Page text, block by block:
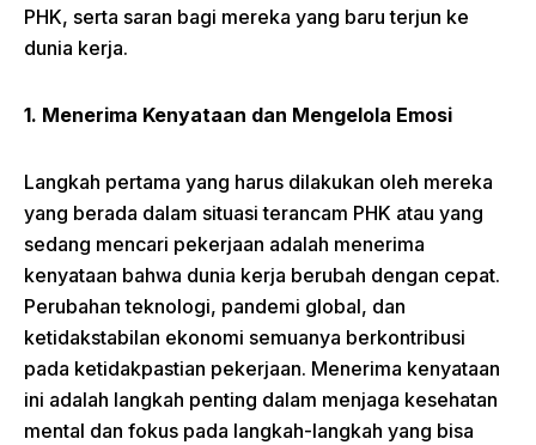
PHK, serta saran bagi mereka yang baru terjun ke
dunia kerja.
1. Menerima Kenyataan dan Mengelola Emosi
Langkah pertama yang harus dilakukan oleh mereka
yang berada dalam situasi terancam PHK atau yang
sedang mencari pekerjaan adalah menerima
kenyataan bahwa dunia kerja berubah dengan cepat.
Perubahan teknologi, pandemi global, dan
ketidakstabilan ekonomi semuanya berkontribusi
pada ketidakpastian pekerjaan. Menerima kenyataan
ini adalah langkah penting dalam menjaga kesehatan
mental dan fokus pada langkah-langkah yang bisa